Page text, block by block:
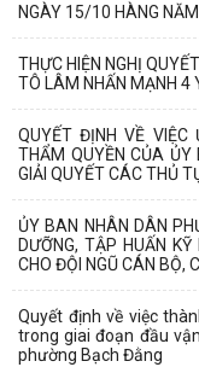
NGÀY 15/10 HÀNG
THỰC HIỆN NGHỊ
TÔ LÂM NHẤN MẠNH 4
QUYẾT ĐỊNH VỀ VIỆC
THẨM QUYỀN CỦA ỦY
GIẢI QUYẾT CÁC THỦ
ỦY BAN NHÂN DÂN
DƯỠNG, TẬP HUẤN
CHO ĐỘI NGŨ CÁN BỘ,
Quyết định về việc
trong giai đoạn đầu
phường Bạch Đằng